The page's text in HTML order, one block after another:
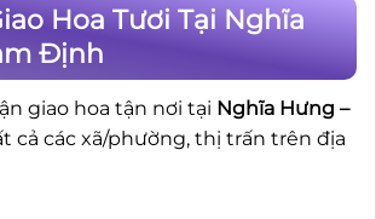
Hoa Tươi Tại Nghĩa
Định
giao hoa tận nơi tại Nghĩa Hưng –
cả các xã/phường, thị trấn trên địa